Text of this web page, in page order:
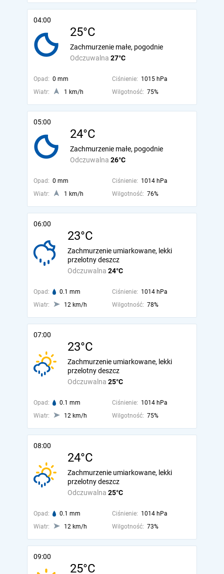
04:00
25°C
Odczuwalna 27°C
Zachmurzenie małe, pogodnie
Opad: 0 mm Ciśnienie: 1015 hPa
Wiatr:
1 km/h Wilgotność: 75%
05:00
24°C
Odczuwalna 26°C
Zachmurzenie małe, pogodnie
Opad: 0 mm Ciśnienie: 1014 hPa
Wiatr:
1 km/h Wilgotność: 76%
06:00
23°C
Odczuwalna 24°C
Zachmurzenie umiarkowane, lekki
przelotny deszcz
Opad: 0.1 mm Ciśnienie: 1014 hPa
Wiatr:
12 km/h Wilgotność: 78%
07:00
23°C
Odczuwalna 25°C
Zachmurzenie umiarkowane, lekki
przelotny deszcz
Opad: 0.1 mm Ciśnienie: 1014 hPa
Wiatr:
12 km/h Wilgotność: 75%
08:00
24°C
Odczuwalna 25°C
Zachmurzenie umiarkowane, lekki
przelotny deszcz
Opad: 0.1 mm Ciśnienie: 1014 hPa
Wiatr:
12 km/h Wilgotność: 73%
09:00
25°C